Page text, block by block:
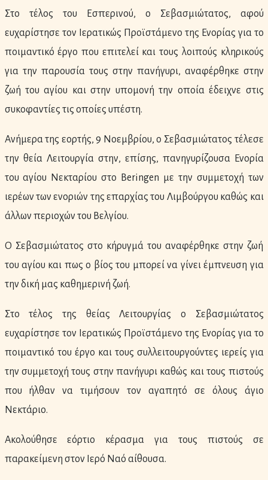
Στο τέλος του Εσπερινού, ο Σεβασμιώτατος, αφού
ευχαρίστησε τον Ιερατικώς Προϊστάμενο της Ενορίας για το
ποιμαντικό έργο που επιτελεί και τους λοιπούς κληρικούς
για την παρουσία τους στην πανήγυρι, αναφέρθηκε στην
ζωή του αγίου και στην υπομονή την οποία έδειχνε στις
συκοφαντίες τις οποίες υπέστη.
Ανήμερα της εορτής, 9 Νοεμβρίου, ο Σεβασμιώτατος τέλεσε
την θεία Λειτουργία στην, επίσης, πανηγυρίζουσα Ενορία
του αγίου Νεκταρίου στο Beringen με την συμμετοχή των
ιερέων των ενοριών της επαρχίας του Λιμβούργου καθώς και
άλλων περιοχών του Βελγίου.
Ο Σεβασμιώτατος στο κήρυγμά του αναφέρθηκε στην ζωή
του αγίου και πως ο βίος του μπορεί να γίνει έμπνευση για
την δική μας καθημερινή ζωή.
Στο τέλος της θείας Λειτουργίας ο Σεβασμιώτατος
ευχαρίστησε τον Ιερατικώς Προϊστάμενο της Ενορίας για το
ποιμαντικό του έργο και τους συλλειτουργούντες ιερείς για
την συμμετοχή τους στην πανήγυρι καθώς και τους πιστούς
που ήλθαν να τιμήσουν τον αγαπητό σε όλους άγιο
Νεκτάριο.
Ακολούθησε εόρτιο κέρασμα για τους πιστούς σε
παρακείμενη στον Ιερό Ναό αίθουσα.